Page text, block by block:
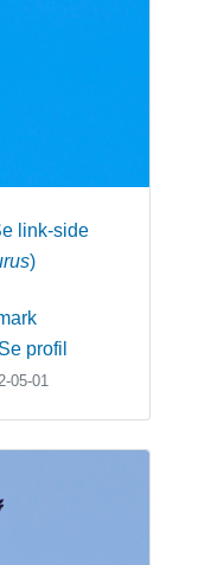
link-side
)
Se profil
05-01